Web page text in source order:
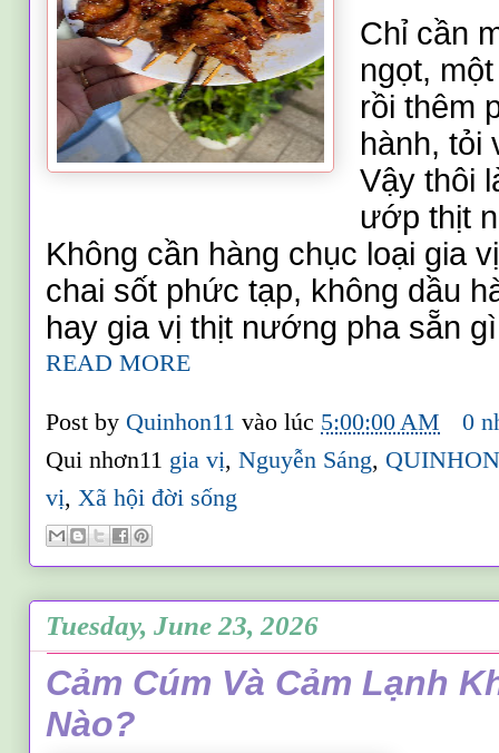
Chỉ cần
ngọt,
rồi thêm
hành, tỏi
Vậy thôi
ướp thịt
Không cần hàng chục loại gia
chai sốt phức tạp, không dầu
hay gia vị thịt nướng pha sẵn
READ MORE
Post by Quinhon11vào lúc 5:00:00 AM
0
Qui nhơn11 gia vị,Nguyễn Sáng,
vị,Xã hội đời sống
Tuesday, June 23, 2026
Cảm Cúm Và Cảm Lạnh
Nào?